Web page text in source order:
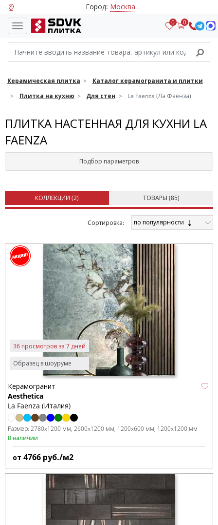
Город: Москва
0 0
Керамическая плитка
Каталог керамогранита и плитки
Плитка на кухню
Для стен La Faenza (Ла Фаенза)
ПЛИТКА НАСТЕННАЯ ДЛЯ КУХНИ LA
FAENZA
Подбор параметров
КОЛЛЕКЦИИ (2) ТОВАРЫ (85)
Cортировка: по популярности
Образец в шоуруме
36 просмотров за 7 дней
Керамогранит
Aesthetica
La Faenza (Италия)
Размер: 2780x1200 мм 2600x1200 мм 1200x600 мм 1200x1200 мм
В наличии
от 4766 руб./м2